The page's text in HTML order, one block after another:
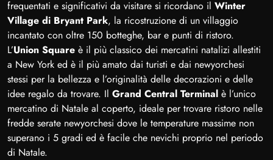
frequentati e significativi da visitare si ricordano il Winter
Village di Bryant Park, la ricostruzione di un villaggio
incantato con oltre 150 botteghe, bar e punti di ristoro.
L’Union Square è il più classico dei mercatini natalizi allestiti
a New York ed è il più amato dai turisti e dai newyorchesi
stessi per la bellezza e l’originalità delle decorazioni e delle
idee regalo da trovare. Il Grand Central Terminal è l’unico
mercatino di Natale al coperto, ideale per trovare ristoro nelle
fredde serate newyorchesi dove le temperature massime non
superano i 5 gradi ed è facile che nevichi proprio nel periodo
di Natale.